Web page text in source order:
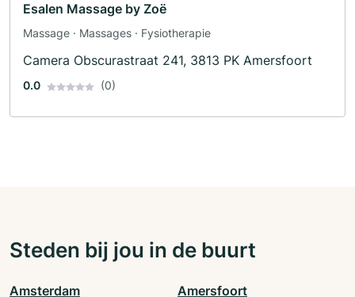
Esalen Massage by Zoë
Massage · Massages · Fysiotherapie
Camera Obscurastraat 241, 3813 PK Amersfoort
0.0 (0)
Steden bij jou in de buurt
Amsterdam Amersfoort